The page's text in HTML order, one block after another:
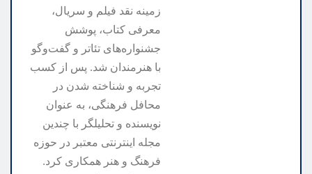
زمینه نقد فیلم و سریال،
معرفی کتاب، پوشش
جشنواره‌های تئاتر و گفت‌وگو
با هنرمندان شد. پس از کسب
تجربه و شناخته شدن در
محافل فرهنگی، به عنوان
نویسنده و تحلیلگر با چندین
مجله اینترنتی معتبر در حوزه
فرهنگ و هنر همکاری کرد.